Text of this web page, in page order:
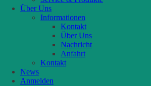
Über Uns
Informationen
Kontakt
Über Uns
Nachricht
Anfahrt
Kontakt
News
Anmelden